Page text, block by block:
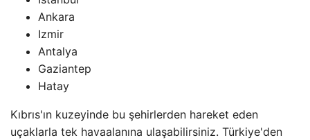
Ankara
Izmir
Antalya
Gaziantep
Hatay
Kıbrıs'ın kuzeyinde bu şehirlerden hareket eden
uçaklarla tek havaalanına ulaşabilirsiniz. Türkiye'den